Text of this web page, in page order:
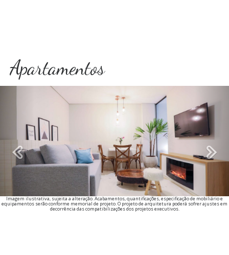
Apartamentos
Previous
Imagem ilustrativa, sujeita a alteração. Acabamentos, quantificações, especificação de mobiliário e
equipamentos serão conforme memorial de projeto. O projeto de arquitetura poderá sofrer ajustes em
decorrência das compatibilizações dos projetos executivos.